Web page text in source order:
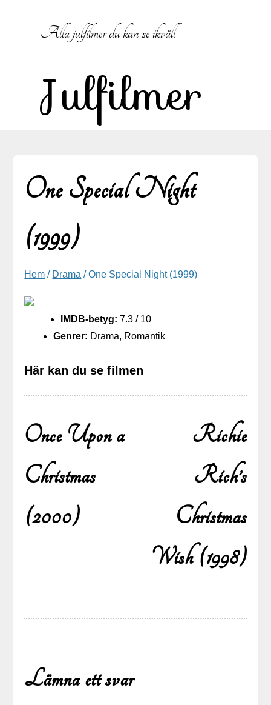
Alla julfilmer du kan se ikväll
Julfilmer
One Special Night
(1999)
Hem / Drama / One Special Night (1999)
IMDB-betyg: 7.3 / 10
Genrer: Drama, Romantik
Här kan du se filmen
Inläggsnavigering
Once Upon a
Christmas
(2000)
Richie
Rich’s
Christmas
Wish (1998)
Lämna ett svar